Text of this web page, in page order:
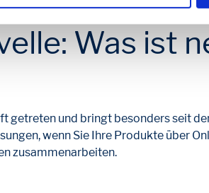
Was ist
getreten und bringt besonders seit
wenn Sie Ihre Produkte über
zusammenarbeiten.